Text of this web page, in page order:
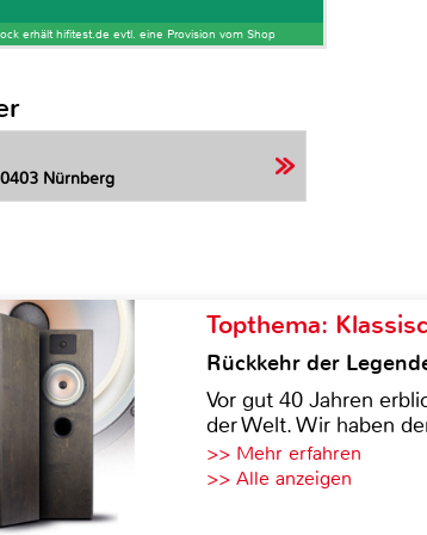
erhält hifitest.de evtl. eine Provision vom Shop
Nürnberg
Topthema:
Rückkehr der
Vor gut 40 Jahren
der Welt. Wir haben
>> Mehr erfahren
>> Alle anzeigen